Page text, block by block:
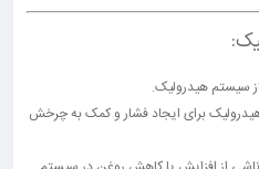
سیستم هیدرولیک.
برای ایجاد فشار و کمک به چرخش